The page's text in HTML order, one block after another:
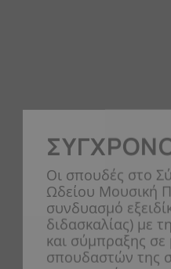
Οι σπουδές στο
Ωδείου Μουσική
συνδυασμό
διδασκαλίας) με
και σύμπραξης
σπουδαστών της
συμμετοχή σε
διακεκριμένους